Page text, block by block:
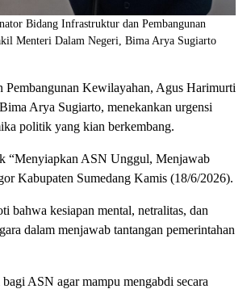
Bidang Infrastruktur dan Pembangunan
Menteri Dalam Negeri, Bima Arya Sugiarto
Kewilayahan, Agus Harimurti
Arya Sugiarto, menekankan urgensi
politik yang kian berkembang.
“Menyiapkan ASN Unggul, Menjawab
Kabupaten Sumedang Kamis (18/6/2026).
bahwa kesiapan mental, netralitas, dan
dalam menjawab tantangan pemerintahan
ASN agar mampu mengabdi secara